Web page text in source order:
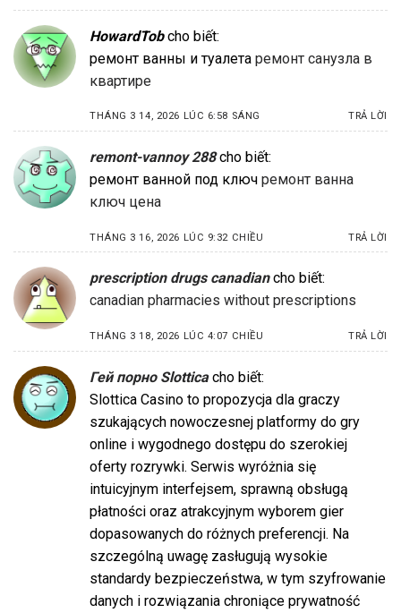
HowardTob cho biết:
ремонт ванны и туалета ремонт санузла в
квартире
THÁNG 3 14, 2026 LÚC 6:58 SÁNG TRẢ LỜI
remont-vannoy 288 cho biết:
ремонт ванной под ключ ремонт ванна
ключ цена
THÁNG 3 16, 2026 LÚC 9:32 CHIỀU TRẢ LỜI
prescription drugs canadian cho biết:
canadian pharmacies without prescriptions
THÁNG 3 18, 2026 LÚC 4:07 CHIỀU TRẢ LỜI
Гей порно Slottica cho biết:
Slottica Casino to propozycja dla graczy
szukających nowoczesnej platformy do gry
online i wygodnego dostępu do szerokiej
oferty rozrywki. Serwis wyróżnia się
intuicyjnym interfejsem, sprawną obsługą
płatności oraz atrakcyjnym wyborem gier
dopasowanych do różnych preferencji. Na
szczególną uwagę zasługują wysokie
standardy bezpieczeństwa, w tym szyfrowanie
danych i rozwiązania chroniące prywatność